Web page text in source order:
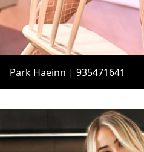
Park Haeinn | 935471641